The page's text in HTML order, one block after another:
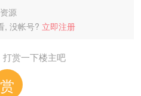
源
, 没帐号? 立即注册
赏一下楼主吧
赏